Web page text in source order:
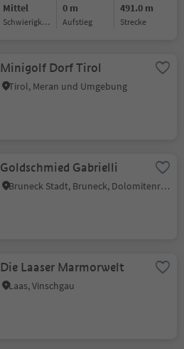
Mittel
Schwierigkeitsgrad
0 m
Aufstieg
491.0 m
Strecke
Minigolf Dorf Tirol
Tirol, Meran und Umgebung
Goldschmied Gabrielli
Bruneck Stadt, Bruneck, Dolomitenregion Kronplatz
Die Laaser Marmorwelt
Laas, Vinschgau